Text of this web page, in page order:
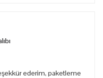
ederim, paketleme